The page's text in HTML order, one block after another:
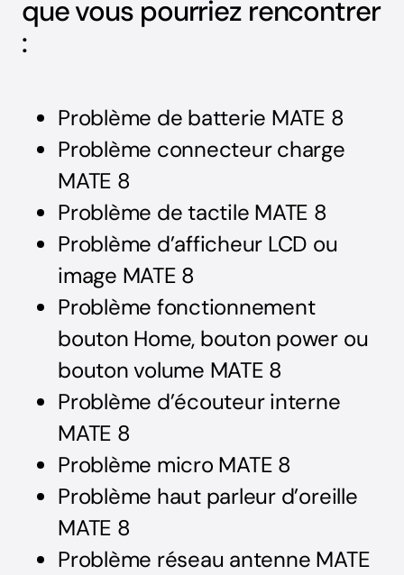
que vous pourriez rencontrer
:
Problème de batterie MATE 8
Problème connecteur charge
MATE 8
Problème de tactile MATE 8
Problème d’afficheur LCD ou
image MATE 8
Problème fonctionnement
bouton Home, bouton power ou
bouton volume MATE 8
Problème d’écouteur interne
MATE 8
Problème micro MATE 8
Problème haut parleur d’oreille
MATE 8
Problème réseau antenne MATE